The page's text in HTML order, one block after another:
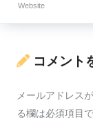
Website
コメント
メールアドレス
る欄は必須項目